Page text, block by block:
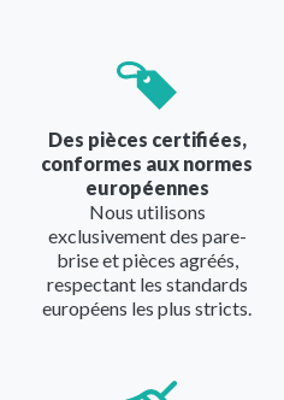
Des pièces certifiées,
conformes aux normes
européennes
Nous utilisons
exclusivement des pare-
brise et pièces agréés,
respectant les standards
européens les plus stricts.